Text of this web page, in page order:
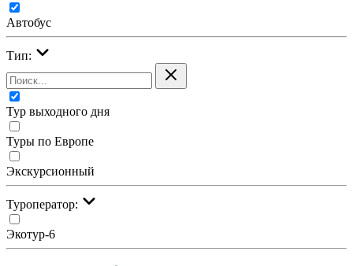
Автобус
Тип:
Тур выходного дня
Туры по Европе
Экскурсионный
Туроператор:
Экотур-6